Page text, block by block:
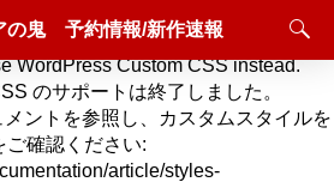
is deprecated since
WordPress Custom CSS instead.
のサポートは終了しました。
ントを参照し、カスタムスタイルを
確認ください:
article/styles-
の鬼 予約情報/新作速報